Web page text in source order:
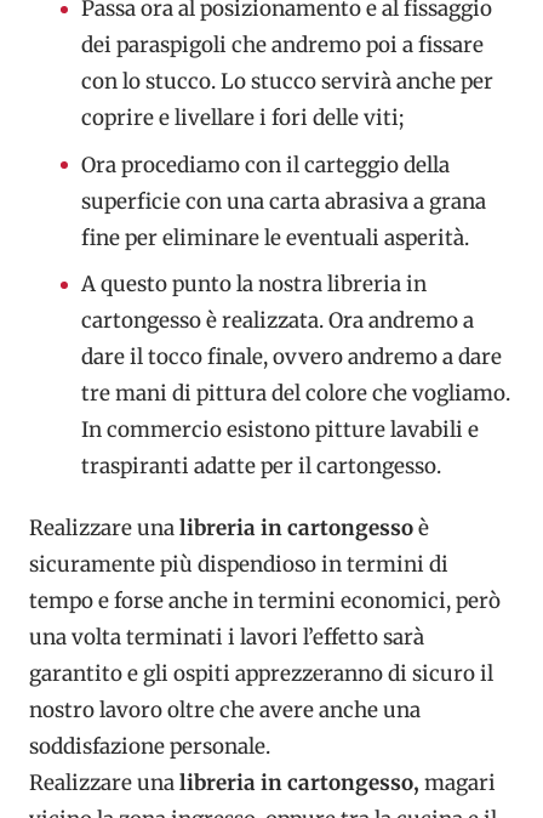
Passa ora al posizionamento e al fissaggio
dei paraspigoli che andremo poi a fissare
con lo stucco. Lo stucco servirà anche per
coprire e livellare i fori delle viti;
Ora procediamo con il carteggio della
superficie con una carta abrasiva a grana
fine per eliminare le eventuali asperità.
A questo punto la nostra libreria in
cartongesso è realizzata. Ora andremo a
dare il tocco finale, ovvero andremo a dare
tre mani di pittura del colore che vogliamo.
In commercio esistono pitture lavabili e
traspiranti adatte per il cartongesso.
Realizzare unalibreria in cartongessoè
sicuramente più dispendioso in termini di
tempo e forse anche in termini economici, però
una volta terminati i lavori l’effetto sarà
garantito e gli ospiti apprezzeranno di sicuro il
nostro lavoro oltre che avere anche una
soddisfazione personale.
Realizzare unalibreria in cartongesso, magari